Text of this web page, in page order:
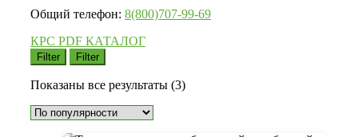
Общий телефон: 8(800)707-99-69
КРС PDF КАТАЛОГ
Filter Filter
Показаны все результаты (3)Сортировка: